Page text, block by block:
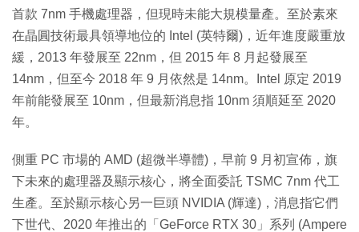
首款 7nm 手機處理器，但現時未能大規模量產。至於素來
在晶圓技術最具領導地位的 Intel (英特爾)，近年進度嚴重放
緩，2013 年發展至 22nm，但 2015 年 8 月起發展至
14nm，但至今 2018 年 9 月依然是 14nm。Intel 原定 2019
年前能發展至 10nm，但最新消息指 10nm 須順延至 2020
年。
側重 PC 市場的 AMD (超微半導體)，早前 9 月初宣佈，旗
下未來的處理器及顯示核心，將全面委託 TSMC 7nm 代工
生產。至於顯示核心另一巨頭 NVIDIA (輝達)，消息指它們
下世代、2020 年推出的「GeForce RTX 30」系列 (Ampere